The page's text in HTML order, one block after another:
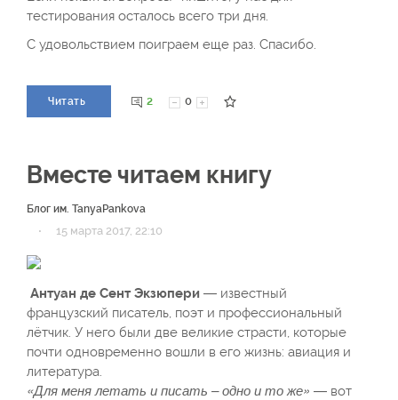
тестирования осталось всего три дня.
С удовольствием поиграем еще раз. Спасибо.
Читать 2 0
Вместе читаем книгу
Блог им. TanyaPankova
· 15 марта 2017, 22:10
Антуан де Сент Экзюпери — известный
французский писатель, поэт и профессиональный
лётчик. У него были две великие страсти, которые
почти одновременно вошли в его жизнь: авиация и
литература.
«Для меня летать и писать – одно и то же» — вот